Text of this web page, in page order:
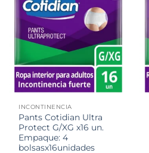
INCONTINENCIA
Pants Cotidian Ultra
Protect G/XG x16 un.
Empaque: 4
bolsasx16unidades